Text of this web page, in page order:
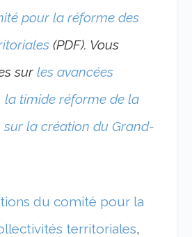
pour la réforme des
(PDF). Vous
surles avancées
la timide réforme de la
sur la création du Grand-
du comité pour la
territoriales,